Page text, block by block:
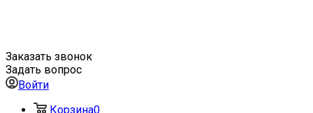
Заказать звонок
Задать вопрос
Войти
Корзина0